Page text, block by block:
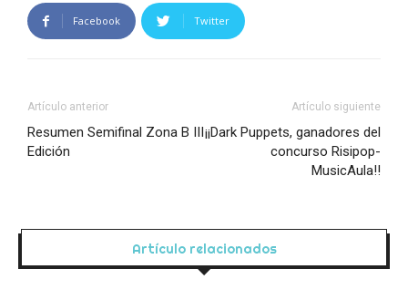
Facebook Twitter
Artículo anterior
Resumen Semifinal Zona B III
Edición
Artículo siguiente
¡¡Dark Puppets, ganadores del
concurso Risipop-
MusicAula!!
Artículo relacionados